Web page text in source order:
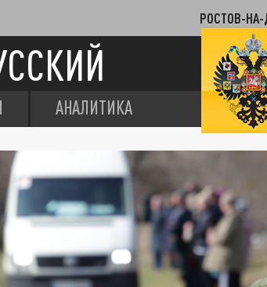
РОСТОВ-
АНАЛИТИКА